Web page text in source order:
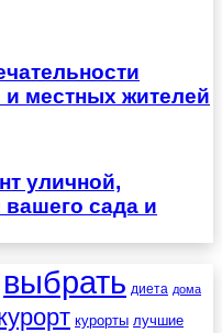
и местных жителей
уличной,
сада и
выбрать диета дома
курорты лучшие